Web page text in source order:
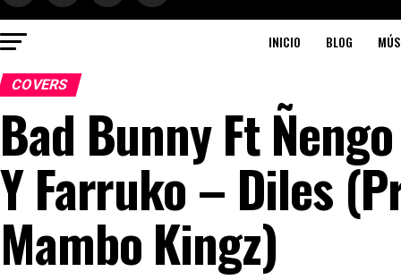
INICIO BLOG
COVERS
Bad Bunny Ft
Y Farruko – Diles
Mambo Kingz)